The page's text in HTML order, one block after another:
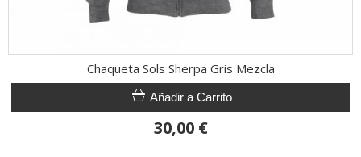
Chaqueta Sols Sherpa Gris Mezcla
Añadir a Carrito
30,00 €